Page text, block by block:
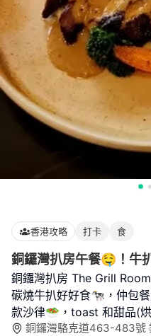
香港攻略 打卡 食
銅鑼灣扒房午餐🤤！牛
銅鑼灣扒房 The Grill
碳燒牛扒好好食🐄，仲包
款沙律🥗，toast 和甜品(
銅鑼灣駱克道463-483號